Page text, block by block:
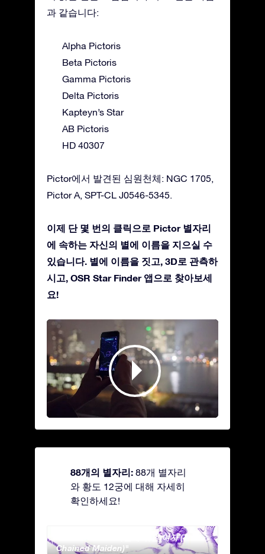
과 같습니다:
Alpha Pictoris
Beta Pictoris
Gamma Pictoris
Delta Pictoris
Kapteyn’s Star
AB Pictoris
HD 40307
Pictor에서 발견된 심원천체: NGC 1705,
Pictor A, SPT-CL J0546-5345.
이제 단 몇 번의 클릭으로 Pictor 별자리
에 속하는 자신의 별에 이름을 지으실 수
있습니다. 별에 이름을 짓고, 3D로 관측하
시고, OSR Star Finder 앱으로 찾아보세
요!
88개의 별자리: 88개 별자리
와 황도 12궁에 대해 자세히
확인하세요!
Andromeda - 사슬에 묶인 여자 (The
Chained Maiden)